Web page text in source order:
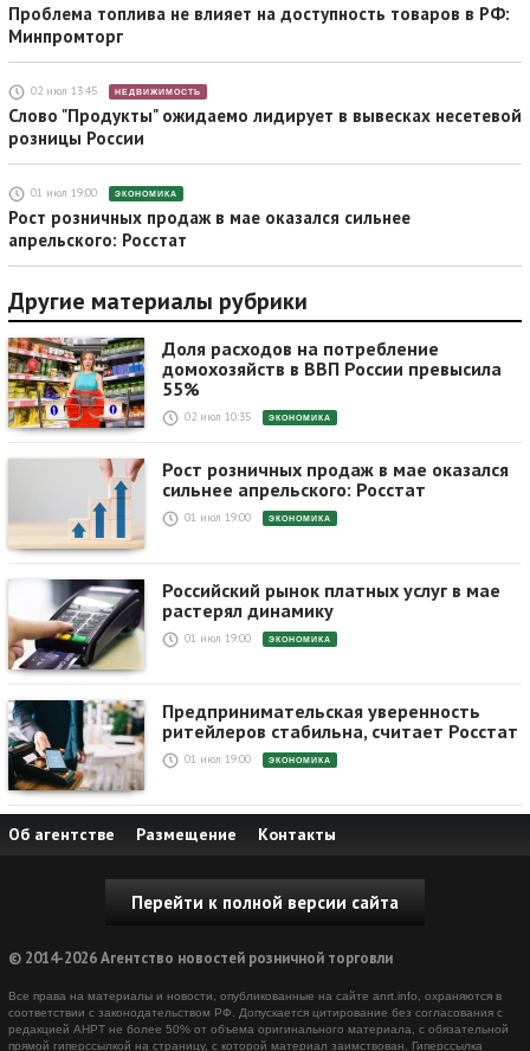
Проблема топлива не влияет на доступность товаров в РФ:
Минпромторг
02 июл 13:45 НЕДВИЖИМОСТЬ
Слово "Продукты" ожидаемо лидирует в вывесках несетевой
розницы России
01 июл 19:00 ЭКОНОМИКА
Рост розничных продаж в мае оказался сильнее
апрельского: Росстат
Другие материалы рубрики
Доля расходов на потребление
домохозяйств в ВВП России превысила
55%
02 июл 10:35 ЭКОНОМИКА
Рост розничных продаж в мае оказался
сильнее апрельского: Росстат
01 июл 19:00 ЭКОНОМИКА
Российский рынок платных услуг в мае
растерял динамику
01 июл 19:00 ЭКОНОМИКА
Предпринимательская уверенность
ритейлеров стабильна, считает Росстат
01 июл 19:00 ЭКОНОМИКА
Об агентстве Размещение Контакты
Перейти к полной версии сайта
© 2014-2026 Агентство новостей розничной торговли
Все права на материалы и новости, опубликованные на сайте anrt.info, охраняются в
соответствии с законодательством РФ. Допускается цитирование без согласования с
редакцией АНРТ не более 50% от объема оригинального материала, с обязательной
прямой гиперссылкой на страницу, с которой материал заимствован. Гиперссылка